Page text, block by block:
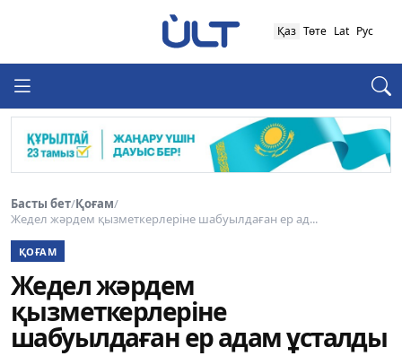
Қаз Төте Lat Рус
Басты бет/Қоғам/
Жедел жәрдем қызметкерлеріне шабуылдаған ер ад...
ҚОҒАМ
Жедел жәрдем
қызметкерлеріне
шабуылдаған ер адам ұсталды